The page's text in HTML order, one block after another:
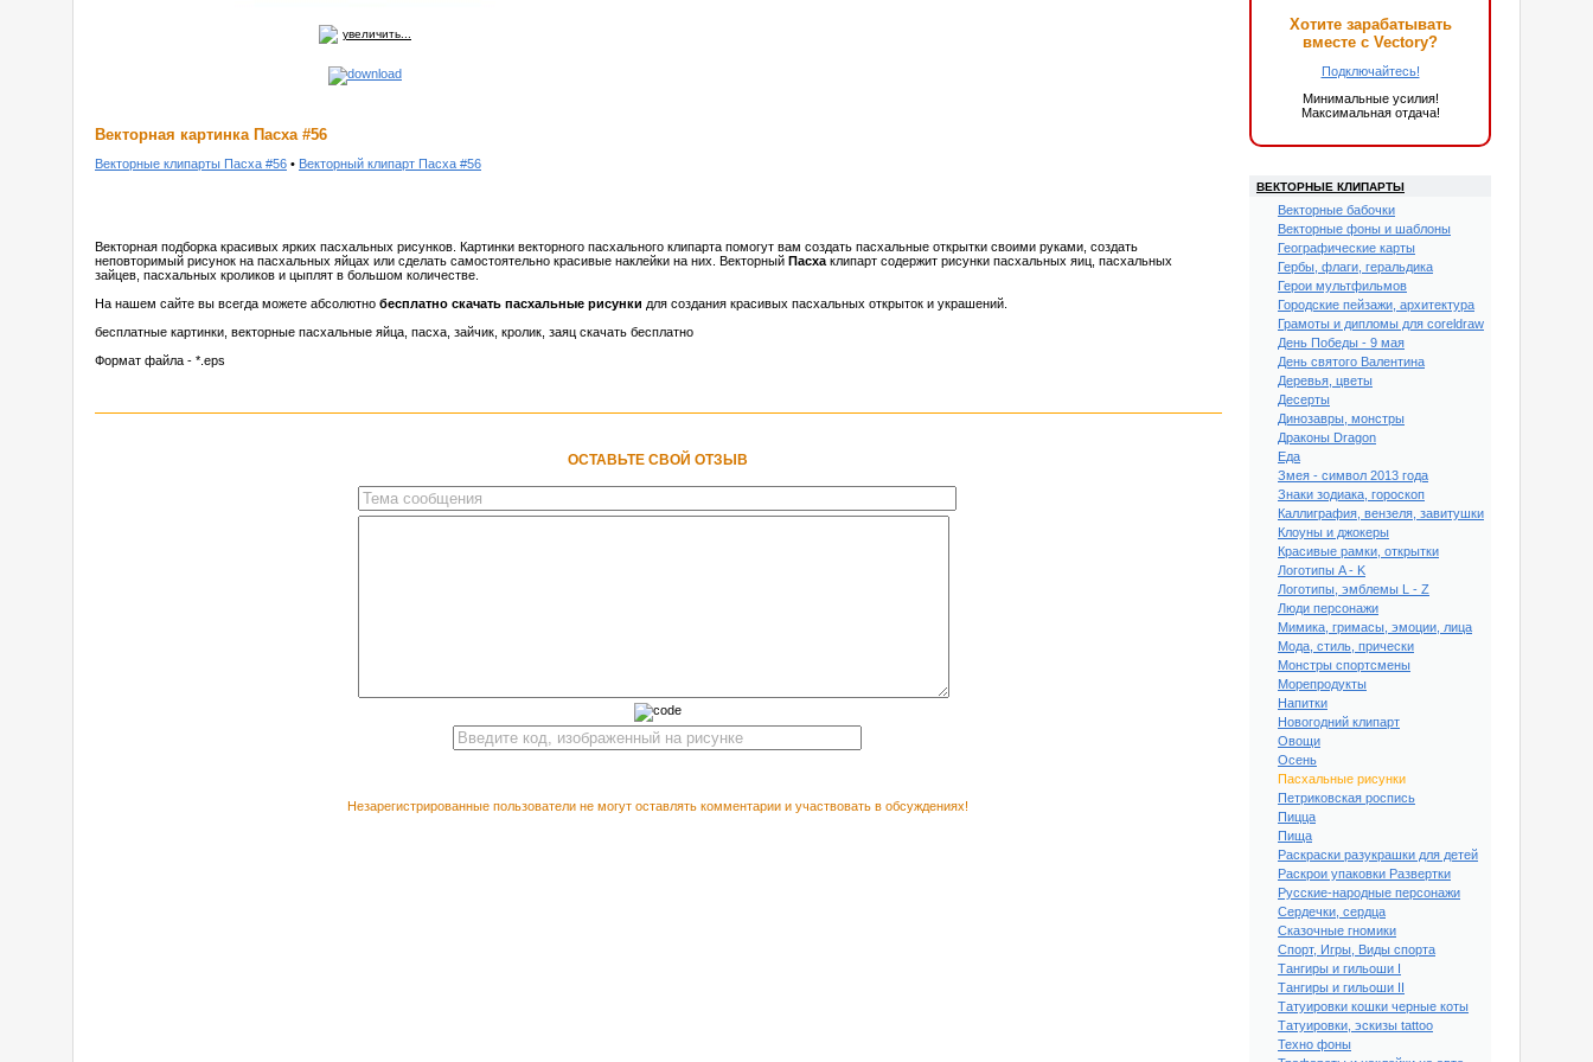
увеличить...
Векторная картинка Пасха #56
Векторные клипарты Пасха #56 • Векторный клипарт Пасха #56
Векторная подборка красивых ярких пасхальных рисунков. Картинки векторного пасхального клипарта помогут вам создать пасхальные открытки своими руками, создать
неповторимый рисунок на пасхальных яйцах или сделать самостоятельно красивые наклейки на них. Векторный Пасха клипарт содержит рисунки пасхальных яиц, пасхальных
зайцев, пасхальных кроликов и цыплят в большом количестве.
На нашем сайте вы всегда можете абсолютно бесплатно скачать пасхальные рисунки для создания красивых пасхальных открыток и украшений.
бесплатные картинки, векторные пасхальные яйца, пасха, зайчик, кролик, заяц скачать бесплатно
Формат файла - *.eps
ОСТАВЬТЕ СВОЙ ОТЗЫВ
Незарегистрированные пользователи не могут оставлять комментарии и участвовать в обсуждениях!
Хотите зарабатывать
вместе с Vectory?
Подключайтесь!
Минимальные усилия!
Максимальная отдача!
ВЕКТОРНЫЕ КЛИПАРТЫ
Векторные бабочки
Векторные фоны и шаблоны
Географические карты
Гербы, флаги, геральдика
Герои мультфильмов
Городские пейзажи, архитектура
Грамоты и дипломы для coreldraw
День Победы - 9 мая
День святого Валентина
Деревья, цветы
Десерты
Динозавры, монстры
Драконы Dragon
Еда
Змея - символ 2013 года
Знаки зодиака, гороскоп
Каллиграфия, вензеля, завитушки
Клоуны и джокеры
Красивые рамки, открытки
Логотипы A - K
Логотипы, эмблемы L - Z
Люди персонажи
Мимика, гримасы, эмоции, лица
Мода, стиль, прически
Монстры спортсмены
Морепродукты
Напитки
Новогодний клипарт
Овощи
Осень
Пасхальные рисунки
Петриковская роспись
Пицца
Пища
Раскраски разукрашки для детей
Раскрои упаковки Развертки
Русские-народные персонажи
Сердечки, сердца
Сказочные гномики
Спорт, Игры, Виды спорта
Тангиры и гильоши I
Тангиры и гильоши II
Татуировки кошки черные коты
Татуировки, эскизы tattoo
Техно фоны